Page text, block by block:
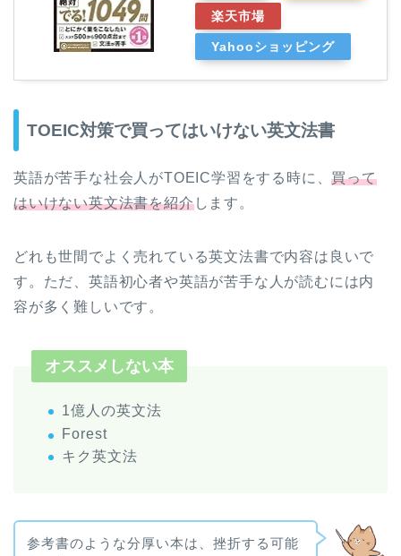
楽天市場
Yahooショッピング
TOEIC対策で買ってはいけない英文法書
英語が苦手な社会人がTOEIC学習をする時に、買って
はいけない英文法書を紹介します。
どれも世間でよく売れている英文法書で内容は良いで
す。ただ、英語初心者や英語が苦手な人が読むには内
容が多く難しいです。
オススメしない本
1億人の英文法
Forest
キク英文法
参考書のような分厚い本は、挫折する可能